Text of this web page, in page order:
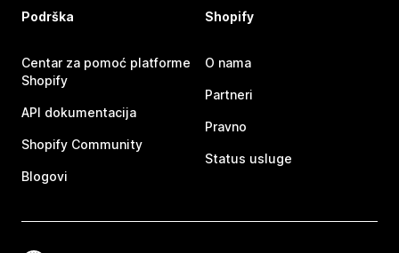
Podrška
Centar za pomoć platforme
Shopify
API dokumentacija
Shopify Community
Blogovi
Shopify
O nama
Partneri
Pravno
Status usluge